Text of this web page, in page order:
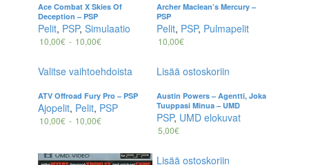
Ace Combat X Skies Of
Deception – PSP
Pelit, PSP, Simulaatio
10,00€ - 10,00€
Archer Maclean’s Mercury –
PSP
Pelit, PSP, Pulmapelit
10,00€
Valitse vaihtoehdoista
ATV Offroad Fury Pro – PSP
Ajopelit, Pelit, PSP
10,00€ - 10,00€
Lisää ostoskoriin
Austin Powers – Agentti, Joka
Tuuppasi Minua – UMD
PSP, UMD elokuvat
5,00€
Lisää ostoskoriin